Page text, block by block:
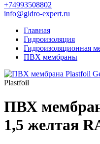
+74993508802
info@gidro-expert.ru
Главная
Гидроизоляция
Гидроизоляционная
ПВХ мембраны
Plastfoil
ПВХ
1,5 желтая